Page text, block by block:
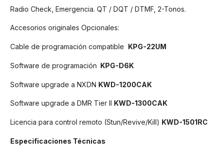
Radio Check, Emergencia. QT / DQT / DTMF, 2-Tonos.
Accesorios originales Opcionales:
Cable de programación compatible KPG-22UM
Software de programación KPG-D6K
Software upgrade a NXDN KWD-1200CAK
Software upgrade a DMR Tier II KWD-1300CAK
Licencia para control remoto (Stun/Revive/Kill) KWD-1501RC
Especificaciones Técnicas